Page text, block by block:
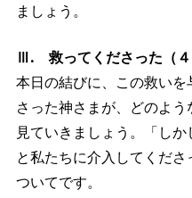
ましょう。
Ⅲ.　救ってくださった（４
本日の結びに、この救いを
さった神さまが、どのよう
見ていきましょう。「しか
と私たちに介入してくださ
ついてです。